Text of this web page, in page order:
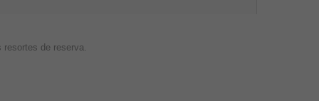
de reserva.